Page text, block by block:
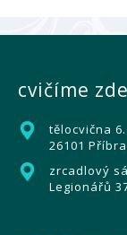
cvičíme
tělocvična
26101
zrcadlový
Legionářů